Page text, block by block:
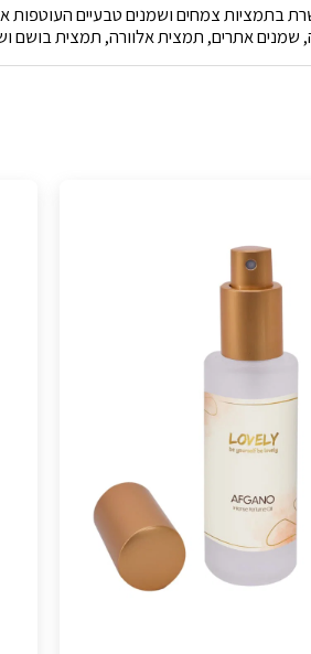
בתמציות צמחים ושמנים טבעיים העוטפות
אתרים, תמצית אלוורה, תמצית בושם